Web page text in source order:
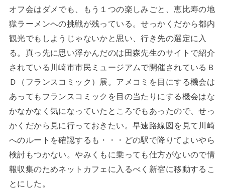
オフ会はダメでも、もう１つの楽しみごと、恵比寿の地
獄ラーメンへの挑戦が残っている。せっかくだから都内
観光でもしようじゃないかと思い、行き先の選定に入
る。真っ先に思い浮かんだのは田森先生のサイトで紹介
されている川崎市市民ミュージアムで開催されているＢ
Ｄ（フランスコミック）展。アメコミを目にする機会は
あってもフランスコミックを目の当たりにする機会はな
かなかなく気になっていたところでもあったので、せっ
かくだから見に行っておきたい。早速路線図を見て川崎
へのルートを確認するも・・・どの駅で降りてよいやら
検討もつかない。やみくもに乗っても仕方がないので情
報収集のためネットカフェに入るべく新宿に移動するこ
とにした。